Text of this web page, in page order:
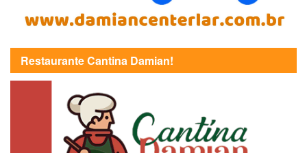
Restaurante Cantina Damian!